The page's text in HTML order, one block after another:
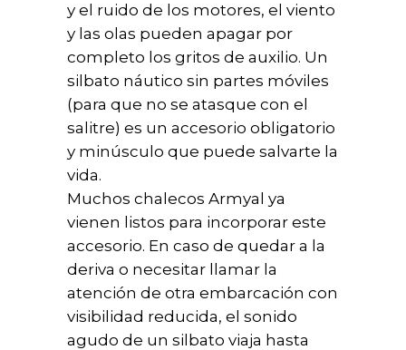
y el ruido de los motores, el viento
y las olas pueden apagar por
completo los gritos de auxilio. Un
silbato náutico sin partes móviles
(para que no se atasque con el
salitre) es un accesorio obligatorio
y minúsculo que puede salvarte la
vida.
Muchos chalecos Armyal ya
vienen listos para incorporar este
accesorio. En caso de quedar a la
deriva o necesitar llamar la
atención de otra embarcación con
visibilidad reducida, el sonido
agudo de un silbato viaja hasta